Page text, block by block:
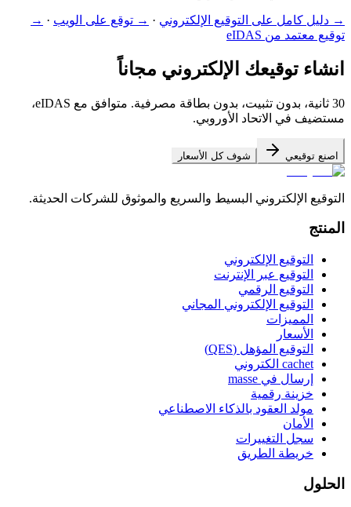
→ دليل كامل على التوقيع الإلكتروني ·
→ توقع على الويب ·
→
توقيع معتمد من eIDAS
انشاء توقيعك الإلكتروني مجاناً
30 ثانية، بدون تثبيت، بدون بطاقة مصرفية. متوافق مع eIDAS،
مستضيف في الاتحاد الأوروبي.
اصنع توقيعي شوف كل الأسعار
التوقيع الإلكتروني البسيط والسريع والموثوق للشركات الحديثة.
المنتج
التوقيع الإلكتروني
التوقيع عبر الإنترنت
التوقيع الرقمي
التوقيع الإلكتروني المجاني
المميزات
الأسعار
التوقيع المؤهل (QES)
cachet الكتروني
إرسال في masse
خزينة رقمية
مولد العقود بالذكاء الاصطناعي
الأمان
سجل التغييرات
خريطة الطريق
الحلول